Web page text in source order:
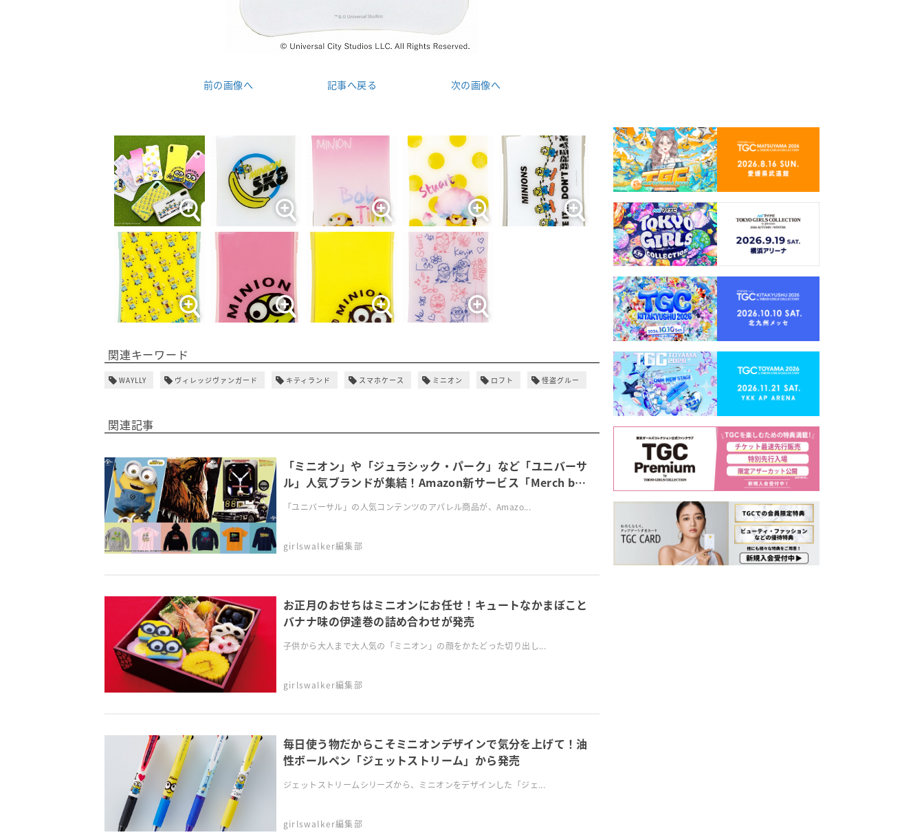
前の画像へ 記事へ戻る 次の画像へ
関連キーワード
WAYLLY ヴィレッジヴァンガード キティランド スマホケース ミニオン ロフト 怪盗グルー
関連記事
「ミニオン」や「ジュラシック・パーク」など「ユニバーサ
ル」人気ブランドが集結！Amazon新サービス「Merch by
Amazon」、
「ユニバーサル」の人気コンテンツのアパレル商品が、Amazo...
girlswalker編集部
お正月のおせちはミニオンにお任せ！キュートなかまぼこと
バナナ味の伊達巻の詰め合わせが発売
子供から大人まで大人気の「ミニオン」の顔をかたどった切り出し...
girlswalker編集部
毎日使う物だからこそミニオンデザインで気分を上げて！油
性ボールペン「ジェットストリーム」から発売
ジェットストリームシリーズから、ミニオンをデザインした「ジェ...
girlswalker編集部